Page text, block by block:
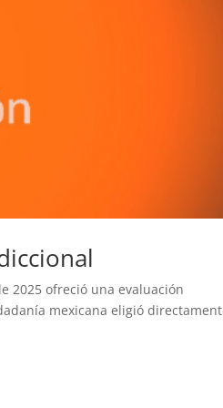
2025 ofreció una evaluación
mexicana eligió